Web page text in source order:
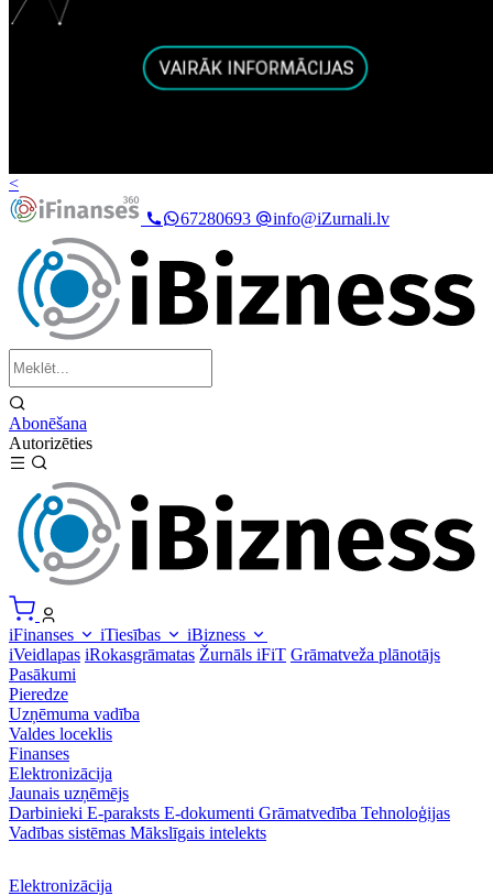
<
67280693
info@iZurnali.lv
Abonēšana
Autorizēties
iFinanses iTiesības
iBizness
iVeidlapas iRokasgrāmatas Žurnāls iFiT Grāmatveža plānotājs
Pasākumi
Pieredze
Uzņēmuma vadība
Valdes loceklis
Finanses
Elektronizācija
Jaunais uzņēmējs
Darbinieki E-paraksts E-dokumenti Grāmatvedība Tehnoloģijas
Vadības sistēmas Mākslīgais intelekts
Elektronizācija